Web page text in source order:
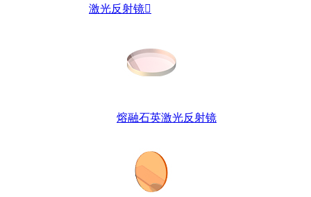
激光反射镜
熔融石英激光反射镜